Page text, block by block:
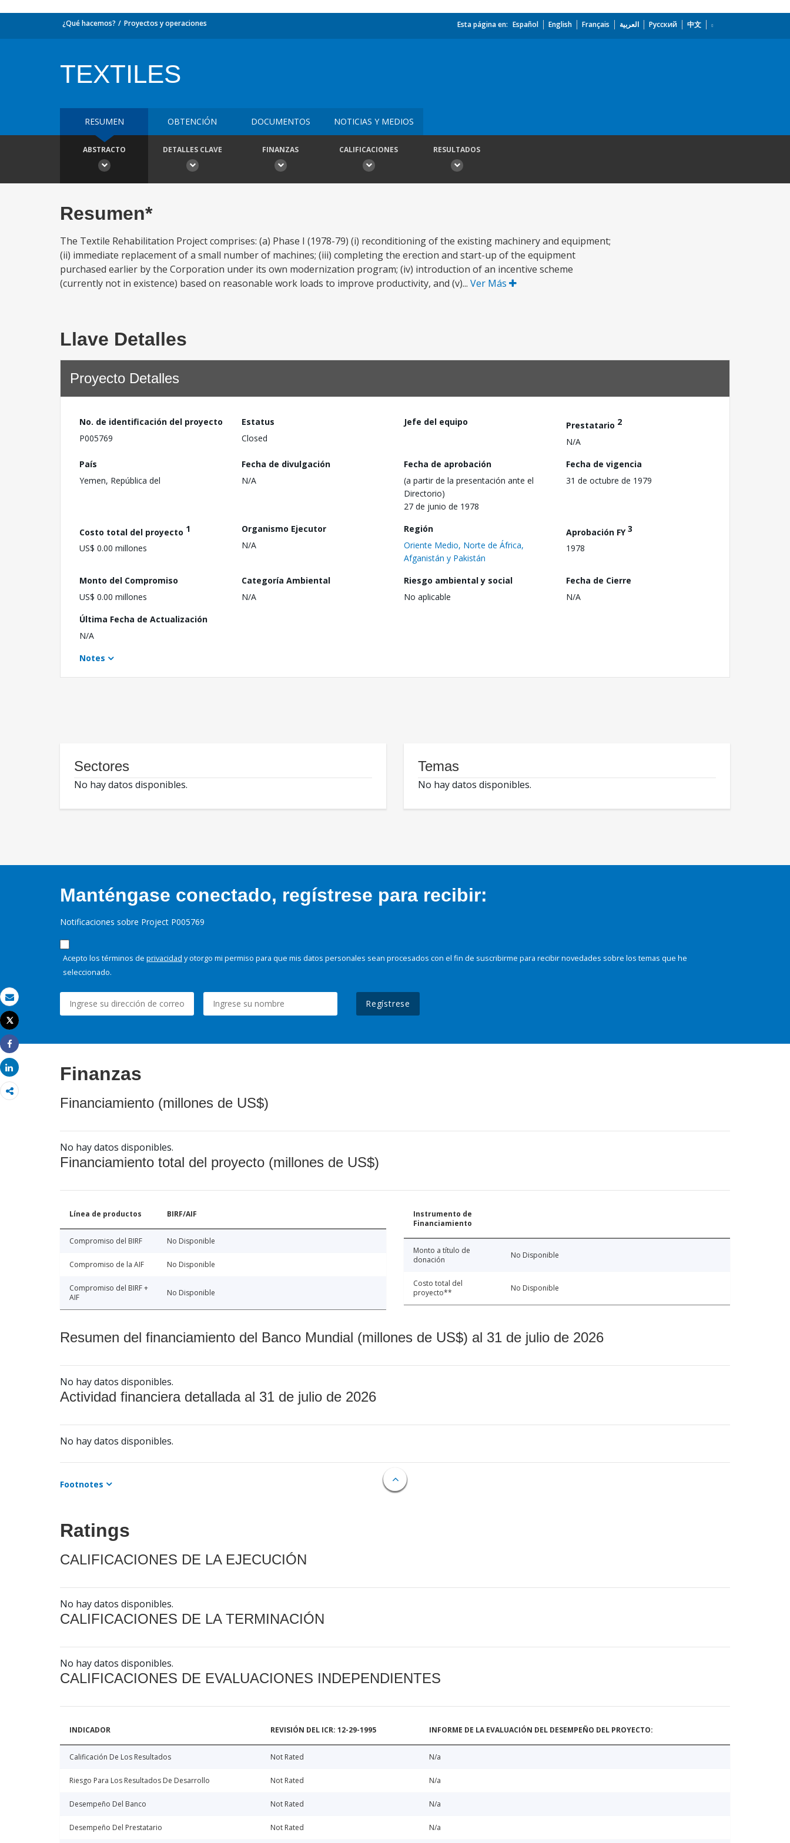
Correo electrónico
Imprimir
Tweet
Share
Share
¿Qué hacemos? Proyectos y operaciones Esta página en: Español English Français العربية Русский 中文
TEXTILES
RESUMEN OBTENCIÓN DOCUMENTOS NOTICIAS Y MEDIOS
ABSTRACTO DETALLES CLAVE FINANZAS CALIFICACIONES RESULTADOS
Resumen*
The Textile Rehabilitation Project comprises: (a) Phase I (1978-79) (i) reconditioning of the existing machinery and equipment;
(ii) immediate replacement of a small number of machines; (iii) completing the erection and start-up of the equipment
purchased earlier by the Corporation under its own modernization program; (iv) introduction of an incentive scheme
(currently not in existence) based on reasonable work loads to improve productivity, and (v)... Ver Más
Llave Detalles
Proyecto Detalles
No. de identificación del proyecto
P005769
Estatus
Closed
Jefe del equipo Prestatario 2
N/A
País
Yemen, República del
Fecha de divulgación
N/A
Fecha de aprobación
(a partir de la presentación ante el
Directorio)
27 de junio de 1978
Fecha de vigencia
31 de octubre de 1979
Costo total del proyecto 1
US$ 0.00 millones
Organismo Ejecutor
N/A
Región
Oriente Medio, Norte de África,
Afganistán y Pakistán
Aprobación FY3
1978
Monto del Compromiso
US$ 0.00 millones
Categoría Ambiental
N/A
Riesgo ambiental y social
No aplicable
Fecha de Cierre
N/A
Última Fecha de Actualización
N/A
Notes
Sectores
No hay datos disponibles.
Temas
No hay datos disponibles.
Manténgase conectado, regístrese para recibir:
Notificaciones sobre Project P005769
Acepto los términos de privacidad y otorgo mi permiso para que mis datos personales sean procesados con el fin de suscribirme para recibir novedades sobre los temas que he
seleccionado.
Regístrese
Finanzas
Financiamiento (millones de US$)
No hay datos disponibles.
Financiamiento total del proyecto (millones de US$)
Línea de productos BIRF/AIF
Compromiso del BIRF No Disponible
Compromiso de la AIF No Disponible
Compromiso del BIRF +
AIF
No Disponible
Instrumento de
Financiamiento
Monto a título de
donación
No Disponible
Costo total del
proyecto**
No Disponible
Resumen del financiamiento del Banco Mundial (millones de US$) al 31 de julio de 2026
No hay datos disponibles.
Actividad financiera detallada al 31 de julio de 2026
No hay datos disponibles.
Footnotes
Ratings
CALIFICACIONES DE LA EJECUCIÓN
No hay datos disponibles.
CALIFICACIONES DE LA TERMINACIÓN
No hay datos disponibles.
CALIFICACIONES DE EVALUACIONES INDEPENDIENTES
INDICADOR REVISIÓN DEL ICR: 12-29-1995 INFORME DE LA EVALUACIÓN DEL DESEMPEÑO DEL PROYECTO:
Calificación De Los Resultados Not Rated N/a
Riesgo Para Los Resultados De Desarrollo Not Rated N/a
Desempeño Del Banco Not Rated N/a
Desempeño Del Prestatario Not Rated N/a